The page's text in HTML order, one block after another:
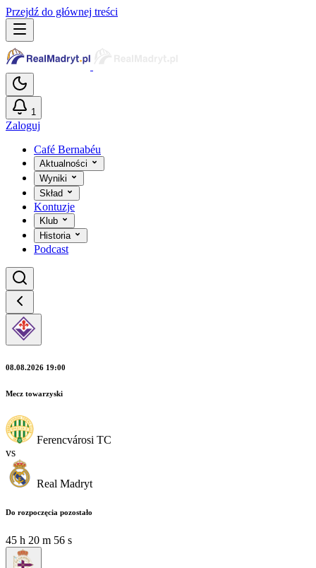
Przejdź do głównej treści
1
Zaloguj
Café Bernabéu
Aktualności
Wyniki
Skład
Kontuzje
Klub
Historia
Podcast
08.08.2026 19:00
Mecz towarzyski
Ferencvárosi TC
vs
Real Madryt
Do rozpoczęcia pozostało
45 h 20 m 55 s